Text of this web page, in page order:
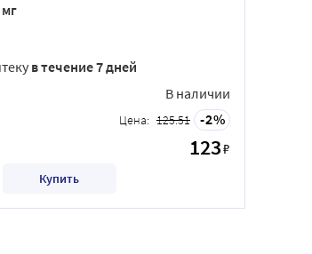
в течение 7 дней
В наличии
Цена: 125.51 2
123₽
Купить